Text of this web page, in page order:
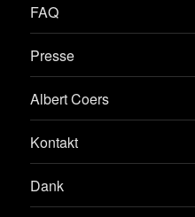
FAQ
Presse
Albert Coers
Kontakt
Dank